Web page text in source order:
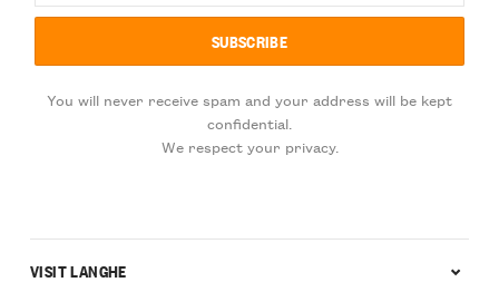
You will never receive spam and your address will be kept
confidential.
We respect your privacy.
VISIT LANGHE